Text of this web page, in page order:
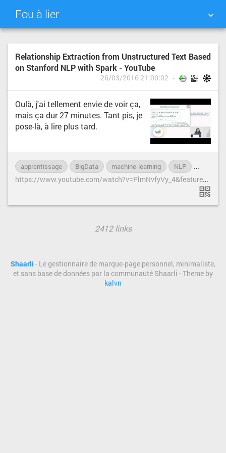
Fou à lier
NUAGE DE TAGS MUR D'IMAGES
RECHERCHER
Relationship Extraction from Unstructured Text Based
on Stanford NLP with Spark - YouTube
26/03/2016 21:00:02
Oulà, j'ai tellement envie de voir ça,
mais ça dur 27 minutes. Tant pis, je
pose-là, à lire plus tard.
apprentissage BigData machine-learning NLP
h
ttps://www.youtube.com/watch?v=PlmNvfyVy_4&feature=youtu.be
2412 links
Shaarli - Le gestionnaire de marque-page personnel, minimaliste,
et sans base de données par la communauté Shaarli - Theme by
kalvn